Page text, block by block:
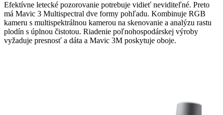
Efektívne letecké pozorovanie potrebuje vidieť neviditeľné. Preto
má Mavic 3 Multispectral dve formy pohľadu. Kombinuje RGB
kameru s multispektrálnou kamerou na skenovanie a analýzu rastu
plodín s úplnou čistotou. Riadenie poľnohospodárskej výroby
vyžaduje presnosť a dáta a Mavic 3M poskytuje oboje.